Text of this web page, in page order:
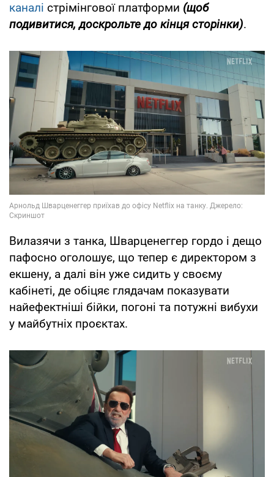
каналі стрімінгової платформи (щоб
подивитися, доскрольте до кінця сторінки).
Вилазячи з танка, Шварценеггер гордо і дещо
пафосно оголошує, що тепер є директором з
екшену, а далі він уже сидить у своєму
кабінеті, де обіцяє глядачам показувати
найефектніші бійки, погоні та потужні вибухи
у майбутніх проєктах.